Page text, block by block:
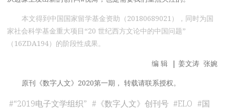
本文得到中国国家留学基金资助（20180689021），同时为国
家社会科学基金重大项目“20 世纪西方文论中的中国问题”
（16ZDA194）的阶段性成果。
编 辑 | 姜文涛 张婉
原刊《数字人文》2020第一期， 转载请联系授权。
#“2019电子文学组织” #《数字人文》创刊号 #ELO #国